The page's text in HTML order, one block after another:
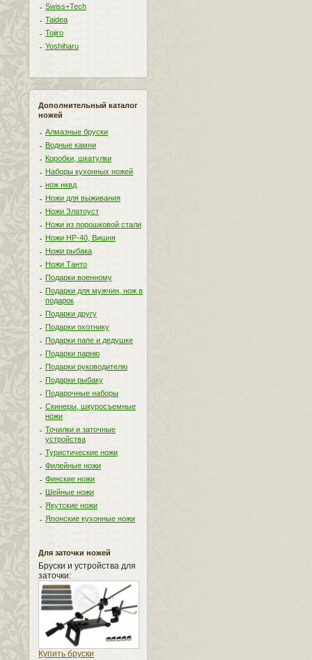
Swiss+Tech
Taidea
Tojiro
Yoshiharu
Дополнительный каталог
ножей
Алмазные бруски
Водные камни
Коробки, шкатулки
Наборы кухонных ножей
нож нквд
Ножи для выживания
Ножи Златоуст
Ножи из порошковой стали
Ножи НР-40, Вишня
Ножи рыбака
Ножи Танто
Подарки военному
Подарки для мужчин, нож в
подарок
Подарки другу
Подарки охотнику
Подарки папе и дедушке
Подарки парню
Подарки руководителю
Подарки рыбаку
Подарочные наборы
Скинеры, шкуросъемные
ножи
Точилки и заточные
устройства
Туристические ножи
Филейные ножи
Финские ножи
Шейные ножи
Якутские ножи
Японские кухонные ножи
Для заточки ножей
Бруски и устройства для
заточки:
Купить бруски